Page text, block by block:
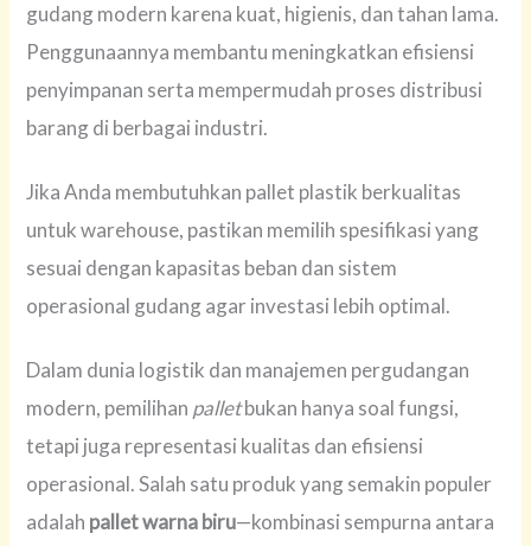
gudang modern karena kuat, higienis, dan tahan lama.
Penggunaannya membantu meningkatkan efisiensi
penyimpanan serta mempermudah proses distribusi
barang di berbagai industri.
Jika Anda membutuhkan pallet plastik berkualitas
untuk warehouse, pastikan memilih spesifikasi yang
sesuai dengan kapasitas beban dan sistem
operasional gudang agar investasi lebih optimal.
Dalam dunia logistik dan manajemen pergudangan
modern, pemilihan palletbukan hanya soal fungsi,
tetapi juga representasi kualitas dan efisiensi
operasional. Salah satu produk yang semakin populer
adalah pallet warna biru—kombinasi sempurna antara